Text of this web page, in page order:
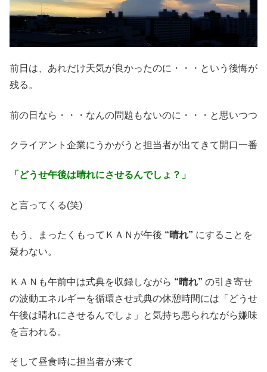
前日は、あれだけ天気が良かったのに・・・という後悔が
残る。
前の日なら・・・なんの問題もないのに・・・と思いつつ
クライアント企業にうかがうと担当者が出てきて開口一番
「どうせ午後は晴れにさせるんでしょ？」
と言ってくる(笑)
もう、まったくもってＫＡＮが午後 “晴れ” にすることを
疑わない。
ＫＡＮも午前中は式典を収録しながら “晴れ” の引き寄せ
の波動エネルギーを循環させ式典の休憩時間には「どうせ
午後は晴れにさせるんでしょ」と気持ち悪られながら嫌味
を言われる。
そして昼食時に担当者が来て